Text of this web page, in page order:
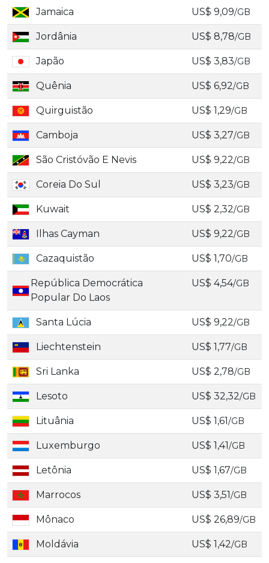
Jamaica US$ 9,09/GB
Jordânia US$ 8,78/GB
Japão US$ 3,83/GB
Quênia US$ 6,92/GB
Quirguistão US$ 1,29/GB
Camboja US$ 3,27/GB
São Cristóvão E Nevis US$ 9,22/GB
Coreia Do Sul US$ 3,23/GB
Kuwait US$ 2,32/GB
Ilhas Cayman US$ 9,22/GB
Cazaquistão US$ 1,70/GB
República Democrática
Popular Do Laos
US$ 4,54/GB
Santa Lúcia US$ 9,22/GB
Liechtenstein US$ 1,77/GB
Sri Lanka US$ 2,78/GB
Lesoto US$ 32,32/GB
Lituânia US$ 1,61/GB
Luxemburgo US$ 1,41/GB
Letônia US$ 1,67/GB
Marrocos US$ 3,51/GB
Mônaco US$ 26,89/GB
Moldávia US$ 1,42/GB